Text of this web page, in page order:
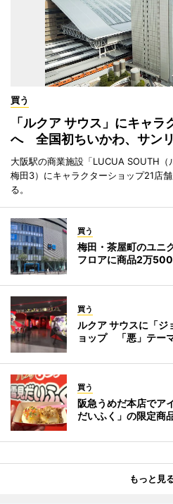
買う
「ルクア サウス」にキャ
へ 全国初ちいかわ、サン
大阪駅の商業施設「LUCUA SOUTH
梅田3）にキャラクターショップ21店
る。
買う
梅田・茶屋町のユ
フロアに商品2万
買う
ルクア サウスに「ジ
ョップ 「悪」テー
買う
阪急うめだ本店でア
だいふく」の限定商
もっと見